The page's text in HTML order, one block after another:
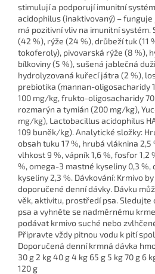
stimulují a podporují imunitní
acidophilus (inaktivovaný) –
má pozitivní vliv na imunitní systém.
(42 %), rýže (24 %), drůbeží tuk (11
tokoferoly), pivovarská rýže (8 %),
bílkoviny (5 %), sušená jablečná
hydrolyzovaná kuřecí játra (2 %),
prebiotika (mannan-oligosacharidy
100 mg/kg, frukto-oligosacharidy
rozmarýn a tymián (200 mg/kg),
mg/kg), Lactobacillus acidophilus
109 buněk/kg). Analytické složky:
obsah tuku 17 %, hrubá vláknina 2,5
vlhkost 9 %, vápník 1,6 %, fosfor 1,2
%, omega-3 mastné kyseliny 0,3 %,
kyseliny 2,3 %. Dávkování: Krmivo
doporučené denní dávky. Dávku
věk, aktivitu, prostředí psa.
psa a vyhněte se nadměrnému
podávat krmivo suché nebo
Připravte vždy pitnou vodu k pití
Doporučená denní krmná dávka
30 g 2 kg 40 g 4 kg 65 g 5 kg 70 g 6
120 g